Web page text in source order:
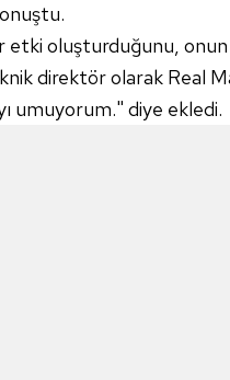
oluşturduğunu, onun
direktör olarak Real
umuyorum." diye ekledi.